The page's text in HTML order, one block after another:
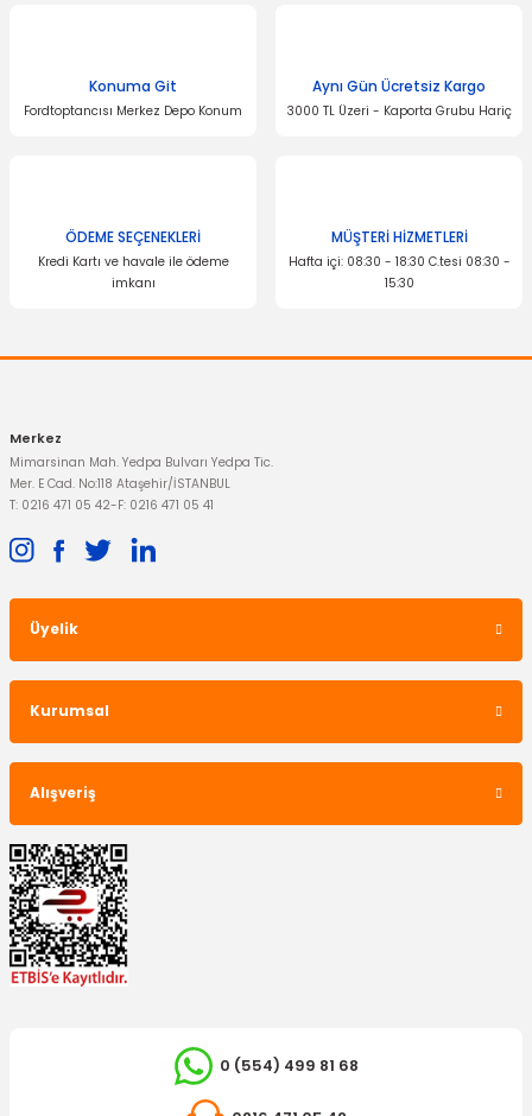
Konuma Git
Fordtoptancısı Merkez Depo Konum
Aynı Gün Ücretsiz Kargo
3000 TL Üzeri - Kaporta Grubu Hariç
ÖDEME SEÇENEKLERİ
Kredi Kartı ve havale ile ödeme
imkanı
MÜŞTERİ HİZMETLERİ
Hafta içi: 08:30 - 18:30 C.tesi 08:30 -
15:30
Merkez
Mimarsinan Mah. Yedpa Bulvarı Yedpa Tic.
Mer. E Cad. No:118 Ataşehir/İSTANBUL
T: 0216 471 05 42-F: 0216 471 05 41
Üyelik
Kurumsal
Alışveriş
0 (554) 499 81 68